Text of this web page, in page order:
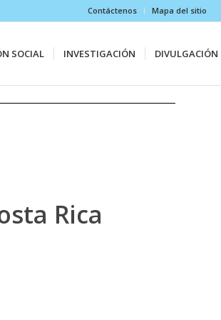
Contáctenos Mapa del sitio
SOCIAL INVESTIGACIÓN DIVULGACIÓN
Rica